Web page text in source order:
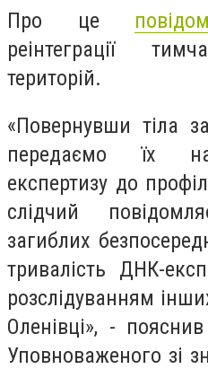
Про це
реінтеграції
територій.
«Повернувши тіла
передаємо їх
експертизу до
слідчий
загиблих
тривалість ДНК-
розслідуванням
Оленівці», -
Уповноваженого зі